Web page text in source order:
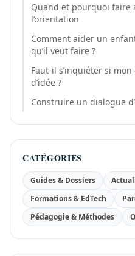
Quand et pourquoi faire
l’orientation
Comment aider un
qu’il veut faire ?
Faut-il s’inquiéter si
d’idée ?
Construire un dialogue
CATÉGORIES
Guides & Dossiers
Formations & EdTech
Pédagogie & Méthodes